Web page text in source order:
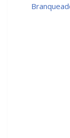
branqueador (percabonato de sodio) saco 1 kg